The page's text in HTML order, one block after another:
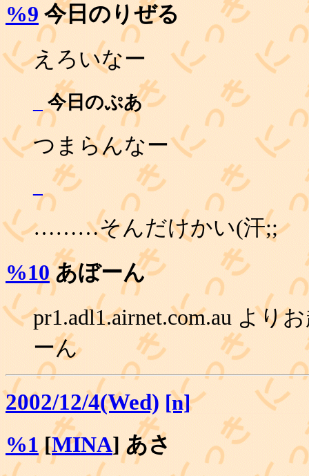
%9 今日のりぜる
えろいなー
今日のぷあ
つまらんなー
………そんだけかい(汗;;
%10あぼーん
pr1.adl1.airnet.com.au より
ーん
2002/12/4(Wed) [n]
%1[MINA] あさ